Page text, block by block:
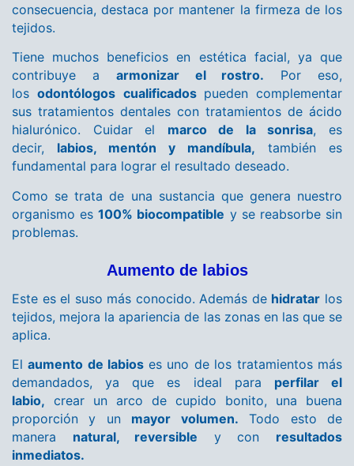
consecuencia, destaca por mantener la firmeza de los
tejidos.
Tiene muchos beneficios en estética facial, ya que
contribuye a armonizar el rostro. Por eso,
losodontólogos cualificados pueden complementar
sus tratamientos dentales con tratamientos de ácido
hialurónico. Cuidar el marco de la sonrisa, es
decir, labios, mentón y mandíbula, también es
fundamental para lograr el resultado deseado.
Como se trata de una sustancia que genera nuestro
organismo es100% biocompatible y se reabsorbe sin
problemas.
Aumento de labios
Este es el suso más conocido. Además de hidratar los
tejidos, mejora la apariencia de las zonas en las que se
aplica.
Elaumento de labios es uno de los tratamientos más
demandados, ya que es ideal para perfilar el
labio, crear un arco de cupido bonito, una buena
proporción y un mayor volumen. Todo esto de
manera natural, reversible y con resultados
inmediatos.